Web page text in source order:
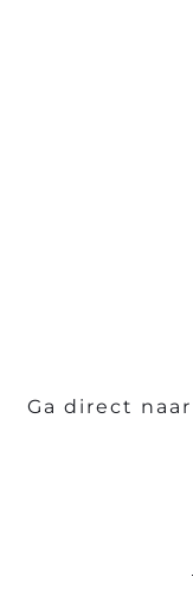
Ga direct naar